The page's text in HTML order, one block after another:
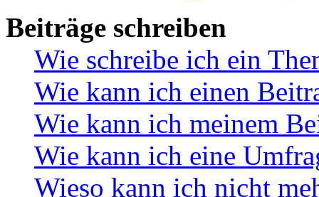
Beiträge schreiben
Wie schreibe ich ein
Wie kann ich einen
Wie kann ich meinem
Wie kann ich eine
Wieso kann ich nicht